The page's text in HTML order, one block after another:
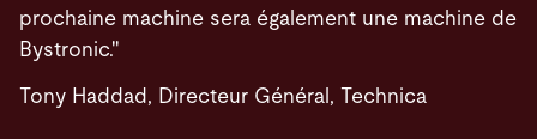
prochaine machine sera également une machine de
Bystronic."
Tony Haddad, Directeur Général, Technica